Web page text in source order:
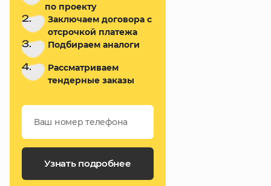
по проекту
2.
Заключаем договора с
отсрочкой платежа
3. Подбираем аналоги
4.
Рассматриваем
тендерные заказы
Узнать подробнее